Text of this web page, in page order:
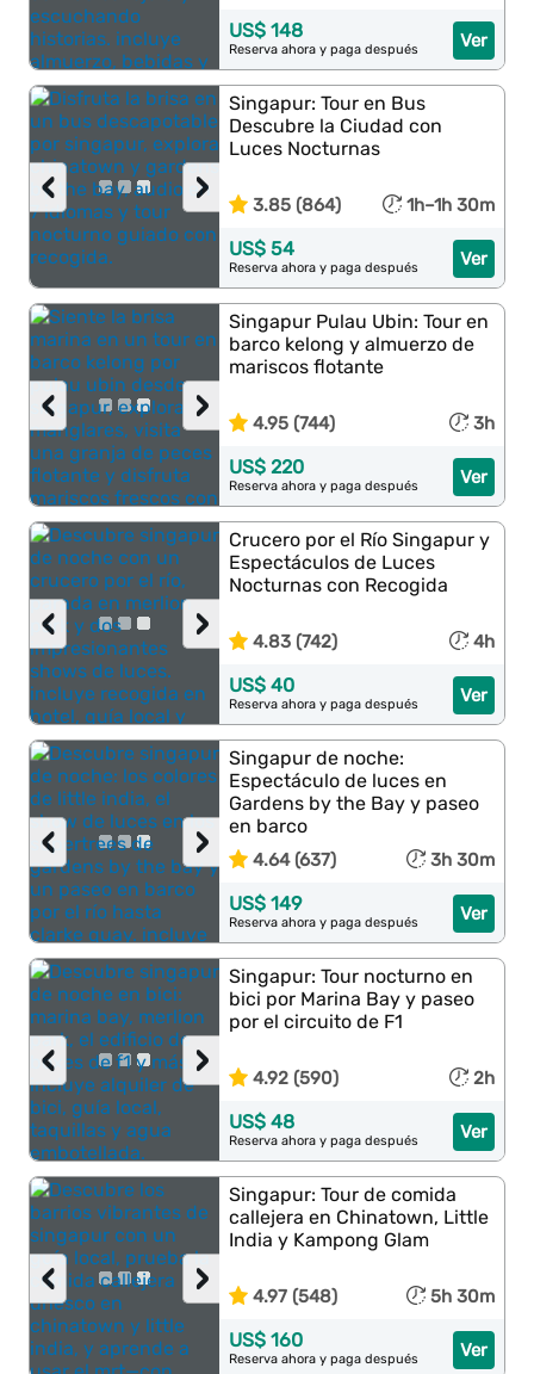
Ver
US$ 148
Reserva ahora y paga después
›
‹
Singapur: Tour en Bus
Descubre la Ciudad con
Luces Nocturnas
3.85 (864) 1h–1h 30m
Ver
US$ 54
Reserva ahora y paga después
›
‹
Singapur Pulau Ubin: Tour en
barco kelong y almuerzo de
mariscos flotante
4.95 (744) 3h
Ver
US$ 220
Reserva ahora y paga después
›
‹
Crucero por el Río Singapur y
Espectáculos de Luces
Nocturnas con Recogida
4.83 (742) 4h
Ver
US$ 40
Reserva ahora y paga después
›
‹
Singapur de noche:
Espectáculo de luces en
Gardens by the Bay y paseo
en barco
4.64 (637) 3h 30m
Ver
US$ 149
Reserva ahora y paga después
›
‹
Singapur: Tour nocturno en
bici por Marina Bay y paseo
por el circuito de F1
4.92 (590) 2h
Ver
US$ 48
Reserva ahora y paga después
›
‹
Singapur: Tour de comida
callejera en Chinatown, Little
India y Kampong Glam
4.97 (548) 5h 30m
Ver
US$ 160
Reserva ahora y paga después